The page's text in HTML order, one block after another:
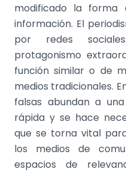
modificado la forma
información. El
por redes
protagonismo
función similar o de
medios tradicionales.
falsas abundan a
rápida y se hace
que se torna vital
los medios de
espacios de